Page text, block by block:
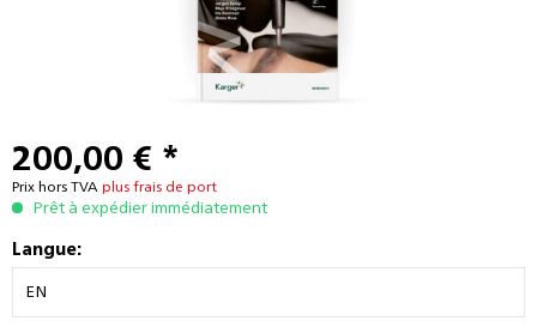
200,00 € *
Prix hors TVA plus frais de port
Prêt à expédier immédiatement
Langue: